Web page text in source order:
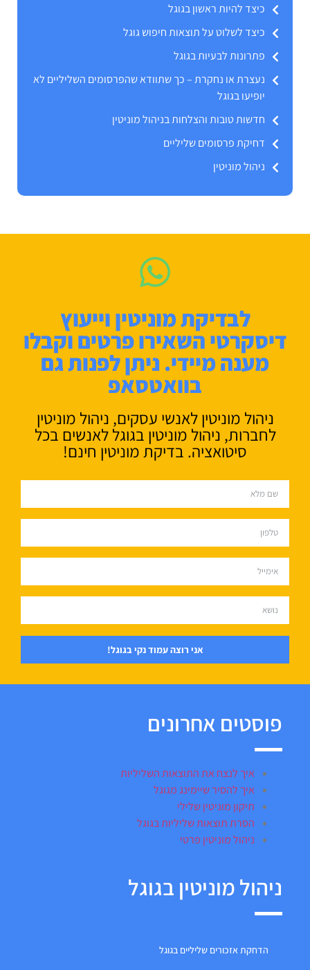
כיצד להיות ראשון בגוגל
כיצד לשלוט על תוצאות חיפוש גוגל
פתרונות לבעיות בגוגל
נעצרת או נחקרת – כך שתוודא שהפרסומים השליליים לא
יופיעו בגוגל
חדשות טובות והצלחות בניהול מוניטין
דחיקת פרסומים שליליים
ניהול מוניטין
לבדיקת מוניטין וייעוץ
דיסקרטי השאירו פרטים וקבלו
מענה מיידי. ניתן לפנות גם
בוואטסאפ
ניהול מוניטין לאנשי עסקים, ניהול מוניטין
לחברות, ניהול מוניטין בגוגל לאנשים בכל
סיטואציה. בדיקת מוניטין חינם!
אני רוצה עמוד נקי בגוגל!
פוסטים אחרונים
איך לנצח את התוצאות השליליות
איך להסיר שיימינג מגוגל
תיקון מוניטין שלילי
הסרת תוצאות שליליות בגוגל
ניהול מוניטין פרטי
ניהול מוניטין בגוגל
הדחקת אזכורים שליליים בגוגל